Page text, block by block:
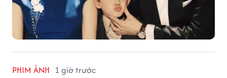
PHIM ẢNH 1 giờ trước